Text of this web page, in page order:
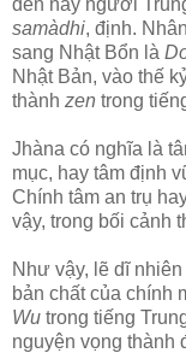
samàdhi, định.
sang Nhật Bổn là
Nhật Bản, vào thế
thành zen trong
Jhàna có nghĩa là
mục, hay tâm định
Chính tâm an trụ
vậy, trong bối cảnh
Như vậy, lẽ dĩ
bản chất của chính
Wu trong tiếng
nguyện vọng thành